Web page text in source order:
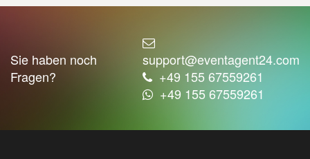
Sie haben noch
Fragen?
support@eventagent24.com
+49 155 67559261
+49 155 67559261